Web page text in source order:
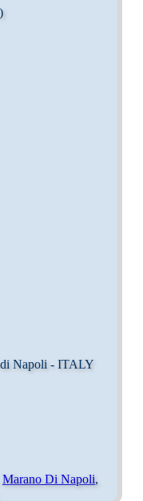
Napoli - ITALY
Marano Di Napoli,